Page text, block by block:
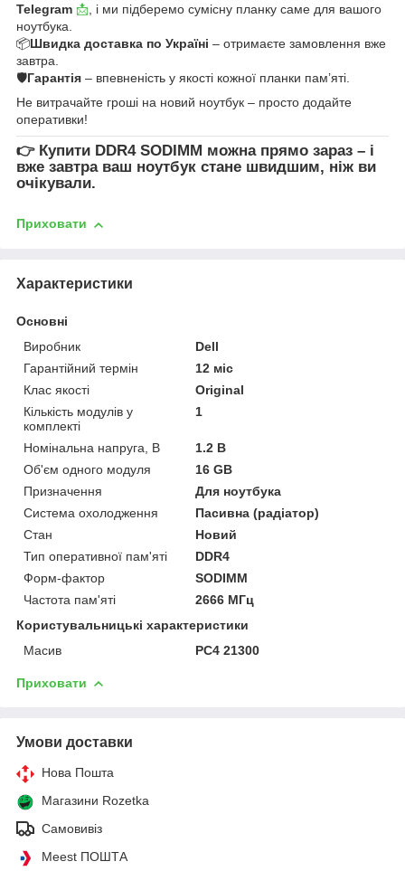
Telegram 📩 , і ми підберемо сумісну планку саме для вашого
ноутбука.
📦Швидка доставка по Україні – отримаєте замовлення вже
завтра.
🛡Гарантія – впевненість у якості кожної планки пам’яті.
Не витрачайте гроші на новий ноутбук – просто додайте
оперативки!
👉 Купити DDR4 SODIMM можна прямо зараз – і
вже завтра ваш ноутбук стане швидшим, ніж ви
очікували.
Приховати
Характеристики
Основні
Виробник
Dell
Гарантійний термін
12 міс
Клас якості
Original
Кількість модулів у
комплекті
1
Номінальна напруга, В
1.2 В
Об'єм одного модуля
16 GB
Призначення
Для ноутбука
Система охолодження
Пасивна (радіатор)
Стан
Новий
Тип оперативної пам'яті
DDR4
Форм-фактор
SODIMM
Частота пам'яті
2666 МГц
Користувальницькі характеристики
Масив
PC4 21300
Приховати
Умови доставки
Нова Пошта
Магазини Rozetka
Самовивіз
Meest ПОШТА